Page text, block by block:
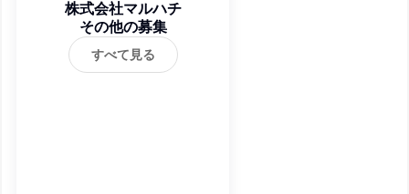
株式会社マルハチ
その他の募集
すべて見る